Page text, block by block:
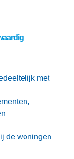
met
de woningen